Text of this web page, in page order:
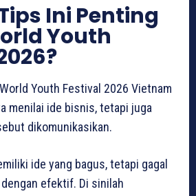
Ini Penting
Youth
Youth Festival 2026 Vietnam
menilai ide bisnis, tetapi juga
dikomunikasikan.
ide yang bagus, tetapi gagal
efektif. Di sinilah